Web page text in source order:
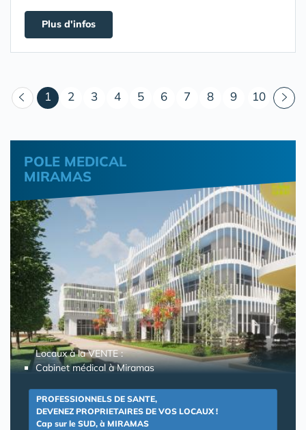
Plus d'infos
1 (courant)
2 3 4 5 6 7 8 9 10
POLE MEDICAL
MIRAMAS
Locaux à la VENTE :
Cabinet médical à Miramas
PROFESSIONNELS DE SANTE,
DEVENEZ PROPRIETAIRES DE VOS LOCAUX !
Cap sur le SUD, à MIRAMAS